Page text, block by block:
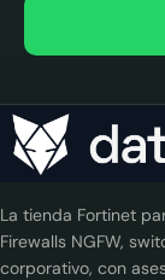
La tienda Fortinet
Firewalls NGFW,
corporativo, con